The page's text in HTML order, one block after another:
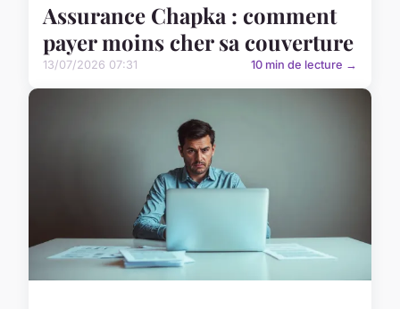
Assurance Chapka : comment
payer moins cher sa couverture
13/07/2026 07:31 10 min de lecture →